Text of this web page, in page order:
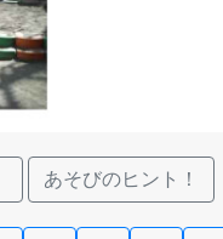
あそびのヒント！